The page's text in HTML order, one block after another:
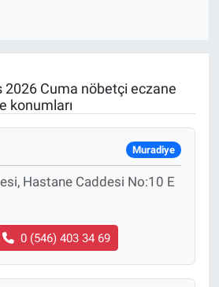
Cuma nöbetçi eczane
konumları
Muradiye
Hastane Caddesi No:10 E
0 (546) 403 34 69